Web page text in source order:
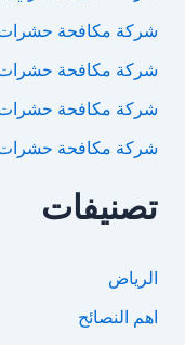
شركة مكافحة
شركة مكافحة حشرات
شركة مكافحة
شركة مكافحة
تصنيفات
الرياض
اهم النصائح